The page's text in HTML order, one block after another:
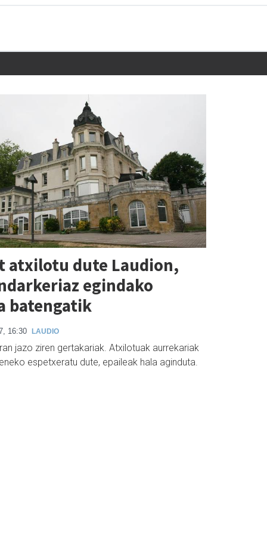
atxilotu dute Laudion,
egindako
batengatik
16:30 LAUDIO
jazo ziren gertakariak. Atxilotuak aurrekariak
espetxeratu dute, epaileak hala aginduta.